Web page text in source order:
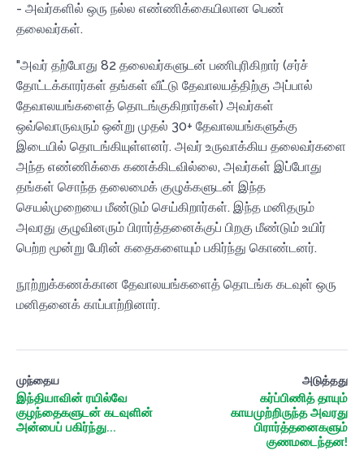
- அவர்களில் ஒரு நல்ல எண்ணிக்கையிலான பெண்
தலைவர்கள்.
"அவர் தற்போது 82 தலைவர்களுடன் பணிபுரிகிறார் (சர்ச்
தோட்டக்காரர்கள் தங்கள் வீட்டு தேவாலயத்திற்கு அப்பால்
தேவாலயங்களைத் தொடங்குகிறார்கள்) அவர்கள்
ஒவ்வொருவரும் ஒன்று முதல் 30+ தேவாலயங்களுக்கு
இடையில் தொடங்கியுள்ளனர். அவர் உருவாக்கிய தலைவர்களை
அந்த எண்ணிக்கை கணக்கிடவில்லை, அவர்கள் இப்போது
தங்கள் சொந்த தலைமைக் குழுக்களுடன் இந்த
செயல்முறையை மீண்டும் செய்கிறார்கள். இந்த மனிதரும்
அவரது குழுவினரும் பிரார்த்தனைக்குப் பிறகு மீண்டும் உயிர்
பெற்ற மூன்று பேரின் கதைகளையும் பகிர்ந்து கொண்டனர்.
நூற்றுக்கணக்கான தேவாலயங்களைத் தொடங்க கடவுள் ஒரு
மனிதனைக் காப்பாற்றினார்.
முந்தைய
இந்தியாவின் ரயில்வே
குழந்தைகளுடன் கடவுளின்
அன்பைப் பகிர்ந்து...
அடுத்தது
கர்ப்பிணித் தாயும்
காயமுற்றிருந்த அவரது
பிரார்த்தனைகளும்
குணமடைந்தன!